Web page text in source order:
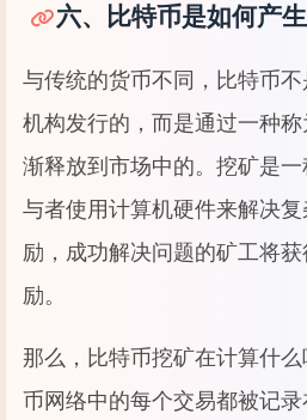
六、比特币是如何产
与传统的货币不同，比特币
机构发行的，而是通过一种
渐释放到市场中的。挖矿是
与者使用计算机硬件来解决
励，成功解决问题的矿工将
励。
那么，比特币挖矿在计算什
币网络中的每个交易都被记